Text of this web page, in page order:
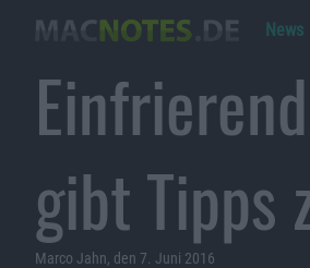
News
gibt Tipps
Marco Jahn, den 7. Juni 2016